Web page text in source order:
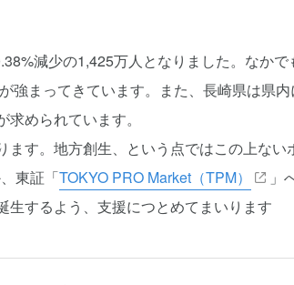
減少の1,425万人となりました。なかで
強まってきています。また、長崎県は県内
められています。
す。地方創生、という点ではこの上ない
東証「TOKYO PRO Market（TPM）
」
するよう、支援につとめてまいります